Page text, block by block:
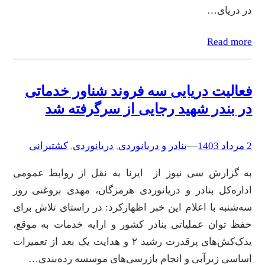
در دریای…
Read more
فعالیت دریایی سه فروند شناور خدماتی
در بندر شهید رجایی از سرگرفته شد
2 مرداد 1403 –
–بنادر و دریانوردی, دریانوردی, کشتیرانی
به گزارش سی نیوز از ایرنا به نقل از روابط عمومی
اداره‌کل بنادر و دریانوردی هرمزگان، مهدی بروغنی روز
سه‌شنبه با اعلام این خبر اظهارکرد: در راستای تلاش برای
حفظ توان عملیاتی بنادر کشور و ارایه خدمات به موقع،
یدک‌کش‌های پرقدرت رشید ۲ و هدایت یک بعد از تعمیرات
اساسی زیرآبی و انجام بازرسی‌های موسسه رده‌بندی…